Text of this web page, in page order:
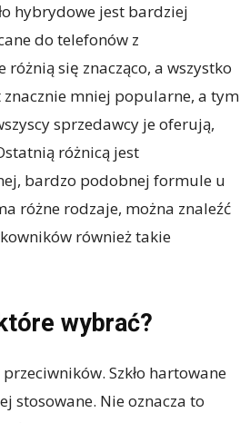
hybrydowe jest bardziej
do telefonów z
się znacząco, a wszystko
mniej popularne, a tym
sprzedawcy je oferują,
różnicą jest
bardzo podobnej formule u
różne rodzaje, można znaleźć
również takie
wybrać?
Szkło hartowane
stosowane. Nie oznacza to